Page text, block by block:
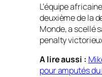
L’équipe
deuxième de la
Monde, a scellé
penalty
A lire aussi :
pour amputés